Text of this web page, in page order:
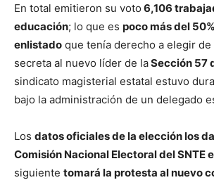
En total emitieron su voto 6,106
educación; lo que es poco más del
enlistado que tenía derecho a elegir
secreta al nuevo líder de laSección 57
sindicato magisterial estatal estuvo
bajo la administración de un delegado
Los datos oficiales de la elección los
Comisión Nacional Electoral del SNTE
siguiente tomará la protesta al nuevo